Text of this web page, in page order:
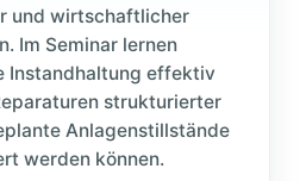
und wirtschaftlicher
Im Seminar lernen
Instandhaltung effektiv
strukturierter
Anlagenstillstände
werden können.